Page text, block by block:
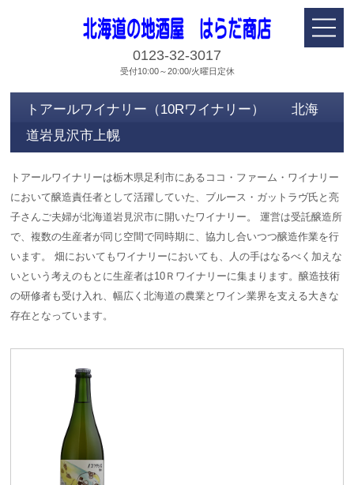
0123-32-3017
受付10:00～20:00/火曜日定休
トアールワイナリー（10Rワイナリー） 北海
道岩見沢市上幌
トアールワイナリーは栃木県足利市にあるココ・ファーム・ワイナリー
において醸造責任者として活躍していた、ブルース・ガットラヴ氏と亮
子さんご夫婦が北海道岩見沢市に開いたワイナリー。 運営は受託醸造所
で、複数の生産者が同じ空間で同時期に、協力し合いつつ醸造作業を行
います。 畑においてもワイナリーにおいても、人の手はなるべく加えな
いという考えのもとに生産者は10Ｒワイナリーに集まります。醸造技術
の研修者も受け入れ、幅広く北海道の農業とワイン業界を支える大きな
存在となっています。